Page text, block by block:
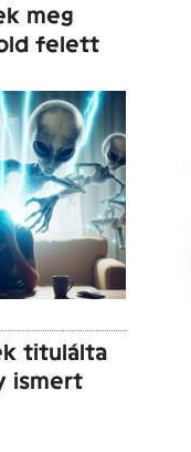
meg
felett
titulálta
ismert